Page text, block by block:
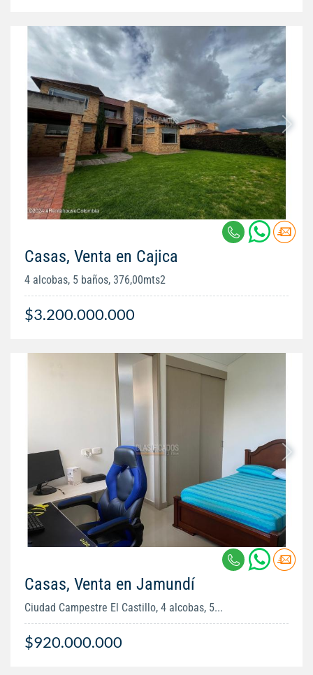
Casas, Venta en Cajica
4 alcobas, 5 baños, 376,00mts2
$3.200.000.000
Casas, Venta en Jamundí
Ciudad Campestre El Castillo, 4 alcobas, 5...
$920.000.000